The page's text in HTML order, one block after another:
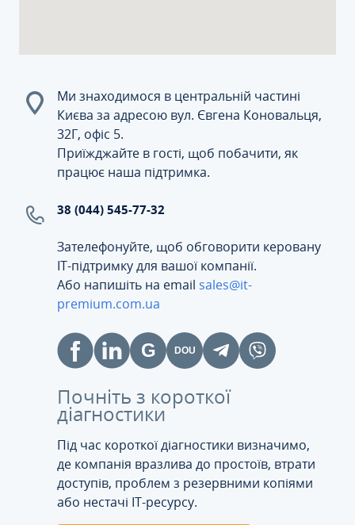
Ми знаходимося в центральній частині
Києва за адресою вул. Євгена Коновальця,
32Г, офіс 5.
Приїжджайте в гості, щоб побачити, як
працює наша підтримка.
38 (044) 545-77-32
Зателефонуйте, щоб обговорити керовану
ІТ-підтримку для вашої компанії.
Або напишіть на email sales@it-
premium.com.ua
Почніть з короткої
діагностики
Під час короткої діагностики визначимо,
де компанія вразлива до простоїв, втрати
доступів, проблем з резервними копіями
або нестачі IT-ресурсу.